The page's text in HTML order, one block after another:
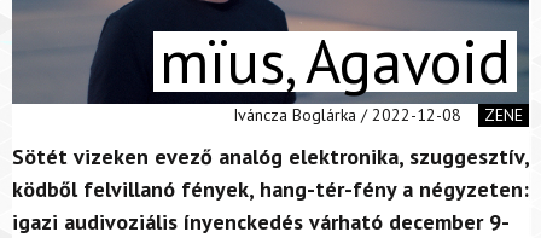
mïus, Agavoid
Iváncza Boglárka / 2022-12-08 ZENE
Sötét vizeken evező analóg elektronika, szuggesztív,
ködből felvillanó fények, hang-tér-fény a négyzeten:
igazi audivoziális ínyenckedés várható december 9-